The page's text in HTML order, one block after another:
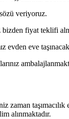
veriyoruz.
bizden fiyat teklifi
eve
zaman
alınmaktadır.